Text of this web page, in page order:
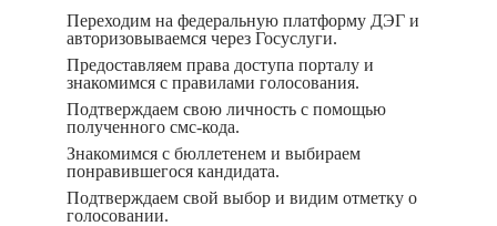
Переходим на федеральную платформу ДЭГ и
авторизовываемся через Госуслуги.
Предоставляем права доступа порталу и
знакомимся с правилами голосования.
Подтверждаем свою личность с помощью
полученного смс-кода.
Знакомимся с бюллетенем и выбираем
понравившегося кандидата.
Подтверждаем свой выбор и видим отметку о
голосовании.